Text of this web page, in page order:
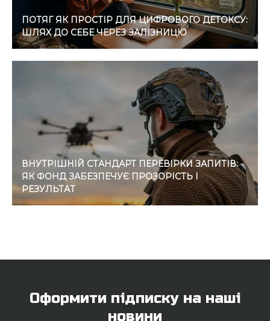
ПОТЯГ ЯК ПРОСТІР ДЛЯ ЦИФРОВОГО ДЕТОКСУ:
ШЛЯХ ДО СЕБЕ ЧЕРЕЗ ЗАЛІЗНИЦЮ
ВНУТРІШНІЙ СТАНДАРТ ПЕРЕВІРКИ ЗАПИТІВ:
ЯК ФОНД ЗАБЕЗПЕЧУЄ ПРОЗОРІСТЬ І
РЕЗУЛЬТАТ
Оформити підписку на наші
новини